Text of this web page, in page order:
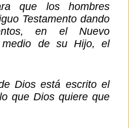
que los hombres
Testamento dando
en el Nuevo
medio de su Hijo, el
Dios está escrito el
que Dios quiere que